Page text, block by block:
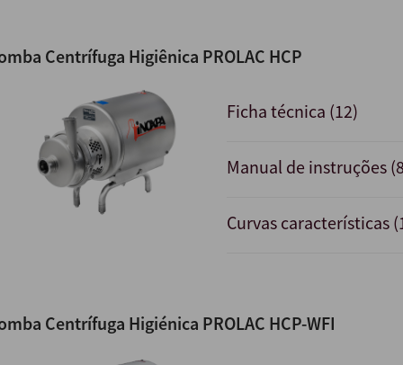
Centrífuga Higiênica PROLAC HCP
Ficha técnica (12)
Manual de instruções
Curvas características
Centrífuga Higiénica PROLAC HCP-WFI